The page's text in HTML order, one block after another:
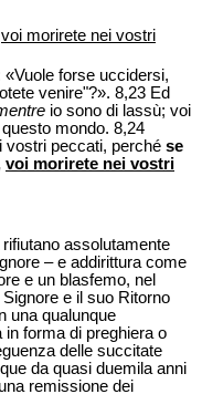
voi morirete nei vostri
«Vuole forse uccidersi,
venire"?». 8,23 Ed
io sono di lassù; voi
mondo. 8,24
vostri peccati, perché se
voi morirete nei vostri
assolutamente
– e addirittura come
e un blasfemo, nel
e il suo Ritorno
una qualunque
forma di preghiera o
delle succitate
da quasi duemila anni
remissione dei